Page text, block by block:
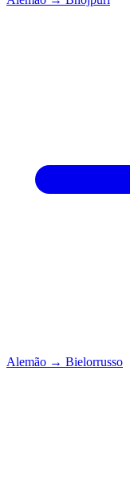
Alemão → Bielorrusso